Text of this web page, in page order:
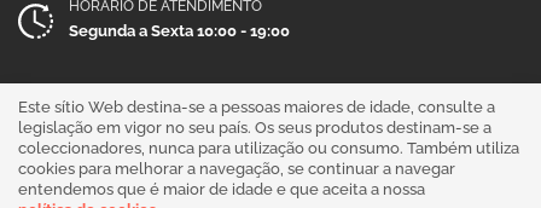
HORÁRIO DE ATENDIMENTO
Segunda a Sexta 10:00 - 19:00
Este sítio Web destina-se a pessoas maiores de idade, consulte a
legislação em vigor no seu país. Os seus produtos destinam-se a
coleccionadores, nunca para utilização ou consumo. Também utiliza
cookies para melhorar a navegação, se continuar a navegar
entendemos que é maior de idade e que aceita a nossa